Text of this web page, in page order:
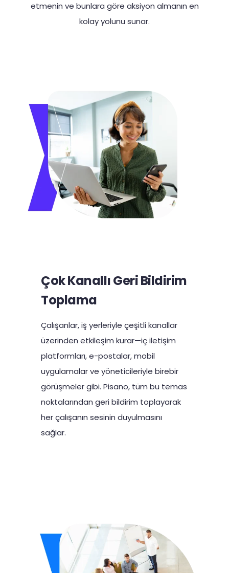
etmenin ve bunlara göre aksiyon almanın en
kolay yolunu sunar.
Çok Kanallı Geri Bildirim
Toplama
Çalışanlar, iş yerleriyle çeşitli kanallar
üzerinden etkileşim kurar—iç iletişim
platformları, e-postalar, mobil
uygulamalar ve yöneticileriyle birebir
görüşmeler gibi. Pisano, tüm bu temas
noktalarından geri bildirim toplayarak
her çalışanın sesinin duyulmasını
sağlar.